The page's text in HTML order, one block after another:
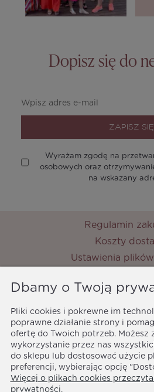
Dopisz się do
ZAPISZ SIĘ
Wyrażam zgodę na
osobowych oraz
na wskazany
Regulamin
Koszty
Ustawienia
Metody
Ochrona danych
Polityka
ul.
01-918
Dbamy o Twoją
Pliki cookies i pokrewne im
poprawne działanie strony i
ofertę do Twoich potrzeb. Możesz
wykorzystanie przez nas
do sklepu lub dostosować użycie
preferencji, wybierając opcję
Więcej o plikach cookies
prywatności.